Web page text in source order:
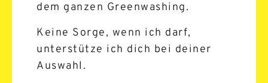
dem ganzen Greenwashing.
Keine Sorge, wenn ich darf,
unterstütze ich dich bei deiner
Auswahl.